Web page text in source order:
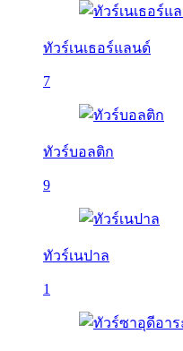
ทัวร์เนเธอร์แลนด์
7
ทัวร์บอลติก
9
ทัวร์เนปาล
1